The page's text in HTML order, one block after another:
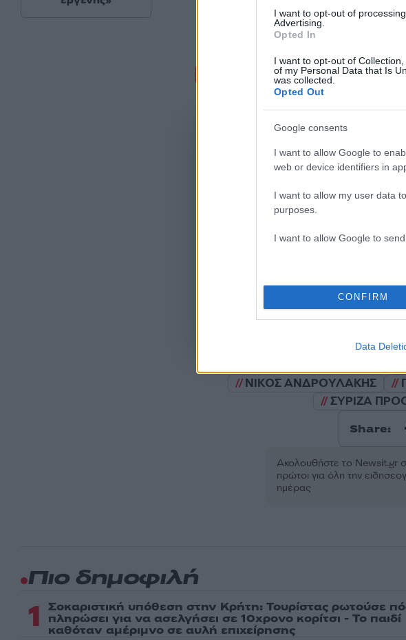
I want to opt-out of
Advertising.
Opted In
I want to opt-out of
of my Personal Data that Is
was collected.
Opted Out
Google consents
I want to allow Google to
web or device identifiers in
I want to allow my user data
purposes.
I want to allow Google to
CONFIRM
Data
Σχόλια
ΝΙΚΟΣ ΑΝΔΡΟΥΛΑΚΗΣ
ΣΥΡΙΖΑ
Share:
Ακολουθήστε το Νewsit.gr
πρώτοι για όλη την
ημέρας
Πιο δημοφιλή
1 Σοκαριστική υπόθεση στην Κρήτη: Τουρίστας ρωτούσε
πληρώσει για να ασελγήσει σε 10χρονο κορίτσι - Το παιδί
καθόταν αμέριμνο σε αυλή επιχείρησης